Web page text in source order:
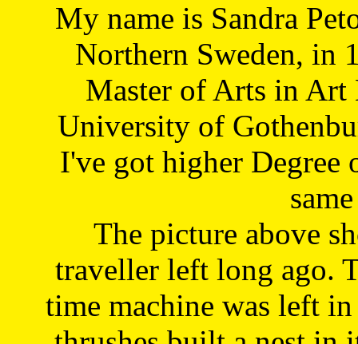
My name is Sandra
Northern Sweden, in
Master of Arts in Art
University of
I've got higher Degree
The picture above
traveller left long ago.
time machine was left